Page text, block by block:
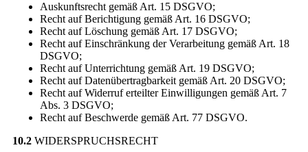
Auskunftsrecht gemäß Art. 15 DSGVO;
Recht auf Berichtigung gemäß Art. 16 DSGVO;
Recht auf Löschung gemäß Art. 17 DSGVO;
Recht auf Einschränkung der Verarbeitung gemäß Art. 18
DSGVO;
Recht auf Unterrichtung gemäß Art. 19 DSGVO;
Recht auf Datenübertragbarkeit gemäß Art. 20 DSGVO;
Recht auf Widerruf erteilter Einwilligungen gemäß Art. 7
Abs. 3 DSGVO;
Recht auf Beschwerde gemäß Art. 77 DSGVO.
10.2 WIDERSPRUCHSRECHT